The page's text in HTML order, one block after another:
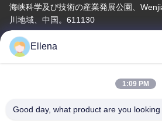
海峡科学及び技術の産業発展公園、
川地域、中国。611130
テレ
86--13666101750
Ellena
1:09 PM
Good day, what product are you